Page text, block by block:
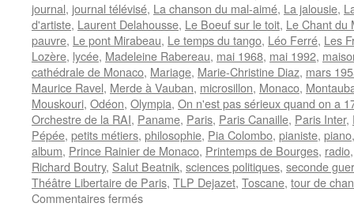
journal, journal télévisé, La chanson du mal-aimé, La jalousie,
d'artiste, Laurent Delahousse, Le Boeuf sur le toit, Le Chant du
pauvre, Le pont Mirabeau, Le temps du tango, Léo Ferré, Les
Lozère, lycée, Madeleine Rabereau, mai 1968, mai 1992,
cathédrale de Monaco, Mariage, Marie-Christine Diaz, mars
Maurice Ravel, Merde à Vauban, microsillon, Monaco,
Mouskouri, Odéon, Olympia, On n'est pas sérieux quand on a
Orchestre de la RAI, Paname, Paris, Paris Canaille, Paris Inter,
Pépée, petits métiers, philosophie, Pia Colombo, pianiste, piano
album, Prince Rainier de Monaco, Printemps de Bourges, radio
Richard Boutry, Salut Beatnik, sciences politiques, seconde
Théâtre Libertaire de Paris, TLP Dejazet, Toscane, tour de
Commentaires ferméssur